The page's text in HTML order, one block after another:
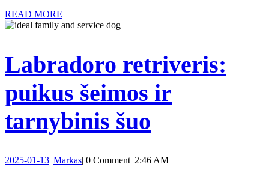
šunį
READ MORE
MORE
Labradoro retriveris:
puikus šeimos ir
tarnybinis šuo
2025-01-132025-
| MarkasMarkas
| 0 Comment| 2:46 AM